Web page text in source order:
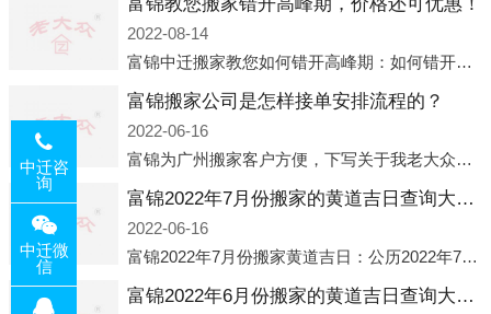
2022-08-14
富锦中迁搬家教您如何错开高峰期：如何错开高峰期搬家，中迁搬家做了一些电话数据统计和分析，发现市民中午2点左右访问网站的人是最多的，电话咨询是早上9点左右是最多的，预约搬家周六和周日是最多的，网上QQ微
富锦搬家公司是怎样接单安排流程的？
2022-06-16
富锦为广州搬家客户方便，下写关于我老大众搬家公司接单的流程，九条给搬家朋友参考，了解搬家公司工序，免去搬家时的没有准备好的工作，给您及时快速的搬好家。一．电话咨询：专人接待客户电话咨询，初步了解客户搬 家
富锦2022年7月份搬家的黄道吉日查询大全一览表哪天适合搬家好日子
2022-06-16
富锦2022年7月份搬家黄道吉日：公历2022年7月6日 农历六月初八 星期三 冲虎(甲寅)公历2022年7月12日 农历六月十四 星期二 冲猴(庚申)公历2022年7月13日 农历六月十五 星期三 冲鸡
富锦2022年6月份搬家的黄道吉日查询大全一览表哪天适合搬家好日子
中迁咨
询
中迁微
信